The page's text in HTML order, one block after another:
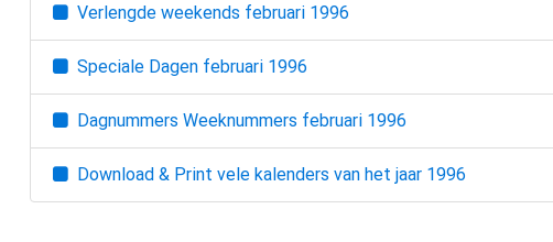
Verlengde weekends februari 1996
Speciale Dagen februari 1996
Dagnummers Weeknummers februari 1996
Download & Print vele kalenders van het jaar 1996